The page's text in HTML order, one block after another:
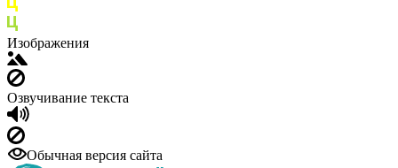
Изображения
Озвучивание текста
Обычная версия сайта